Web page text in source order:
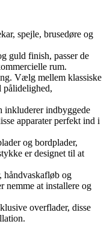
spejle, brusedøre og
guld finish, passer de
rum.
Vælg mellem klassiske
pålidelighed,
inkluderer indbyggede
apparater perfekt ind i
og bordplader,
er designet til at
håndvaskafløb og
nemme at installere og
overflader, disse